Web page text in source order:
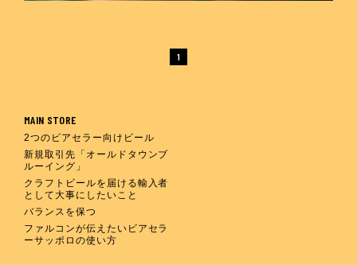
1
MAIN STORE
2つのビアセラー向けビール
新規取引先「オールドタウンブ
ルーイング」
クラフトビールを届ける輸入者
として大事にしたいこと
バランスを保つ
ファルコンが伝えたいビアセラ
ーサッポロの使い方